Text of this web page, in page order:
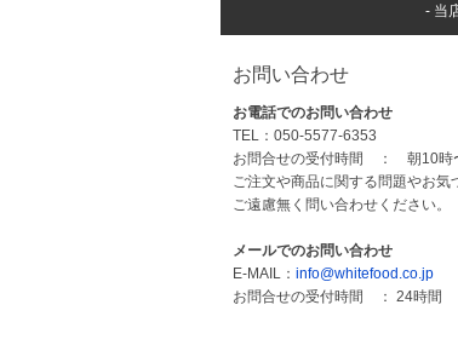
- 当
お問い合わせ
お電話でのお問い合わせ
TEL：050-5577-6353
お問合せの受付時間 ： 朝10時
ご注文や商品に関する問題やお気
ご遠慮無く問い合わせください。
メールでのお問い合わせ
E-MAIL： info@whitefood.co.jp
お問合せの受付時間 ： 24時間